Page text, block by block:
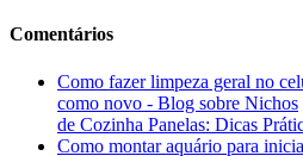
Comentários
Como fazer limpeza geral no
como novo - Blog sobre Nichos
de Cozinha Panelas: Dicas
Como montar aquário para